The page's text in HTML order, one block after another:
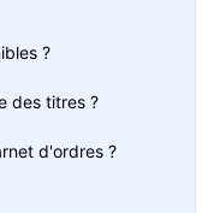
?
des titres ?
d'ordres ?